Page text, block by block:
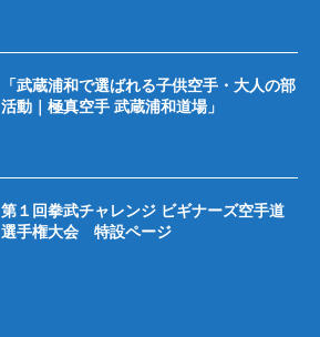
「武蔵浦和で選ばれる子供空手・大人の部
活動｜極真空手 武蔵浦和道場」
第１回拳武チャレンジ ビギナーズ空手道
選手権大会 特設ページ